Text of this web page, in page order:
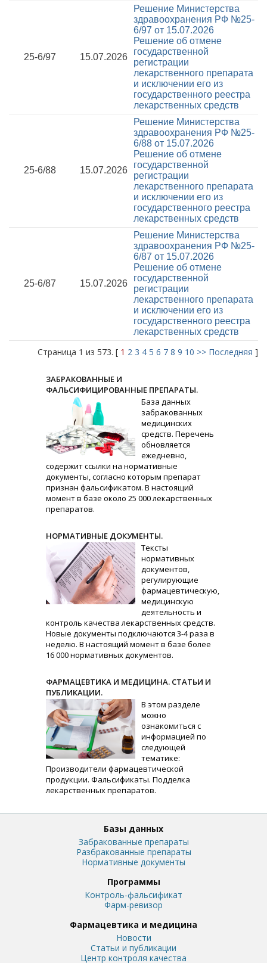
25-6/97 15.07.2026
Решение Министерства
здравоохранения РФ №25-
6/97 от 15.07.2026
Решение об отмене
государственной
регистрации
лекарственного препарата
и исключении его из
государственного реестра
лекарственных средств
25-6/88 15.07.2026
Решение Министерства
здравоохранения РФ №25-
6/88 от 15.07.2026
Решение об отмене
государственной
регистрации
лекарственного препарата
и исключении его из
государственного реестра
лекарственных средств
25-6/87 15.07.2026
Решение Министерства
здравоохранения РФ №25-
6/87 от 15.07.2026
Решение об отмене
государственной
регистрации
лекарственного препарата
и исключении его из
государственного реестра
лекарственных средств
Страница 1 из 573. [ 1 2 3 4 5 6 7 8 9 10 >> Последняя ]
ЗАБРАКОВАННЫЕ И
ФАЛЬСИФИЦИРОВАННЫЕ ПРЕПАРАТЫ.
База данных
забракованных
медицинских
средств. Перечень
обновляется
ежедневно,
содержит ссылки на нормативные
документы, согласно которым препарат
признан фальсификатом. В настоящий
момент в базе около 25 000 лекарственных
препаратов.
НОРМАТИВНЫЕ ДОКУМЕНТЫ.
Тексты
нормативных
документов,
регулирующие
фармацевтическую,
медицинскую
деятельность и
контроль качества лекарственных средств.
Новые документы подключаются 3-4 раза в
неделю. В настоящий момент в базе более
16 000 нормативных документов.
ФАРМАЦЕВТИКА И МЕДИЦИНА. СТАТЬИ И
ПУБЛИКАЦИИ.
В этом разделе
можно
ознакомиться с
информацией по
следующей
тематике:
Производители фармацевтической
продукции. Фальсификаты. Подделка
лекарственных препаратов.
Базы данных
Забракованные препараты
Разбракованные препараты
Нормативные документы
Программы
Контроль-фальсификат
Фарм-ревизор
Фармацевтика и медицина
Новости
Статьи и публикации
Центр контроля качества